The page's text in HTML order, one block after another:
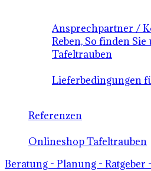
Ansprechpartner /
Reben, So finden Sie
Tafeltrauben
Lieferbedingungen
Referenzen
Onlineshop Tafeltrauben
Beratung - Planung - Ratgeber